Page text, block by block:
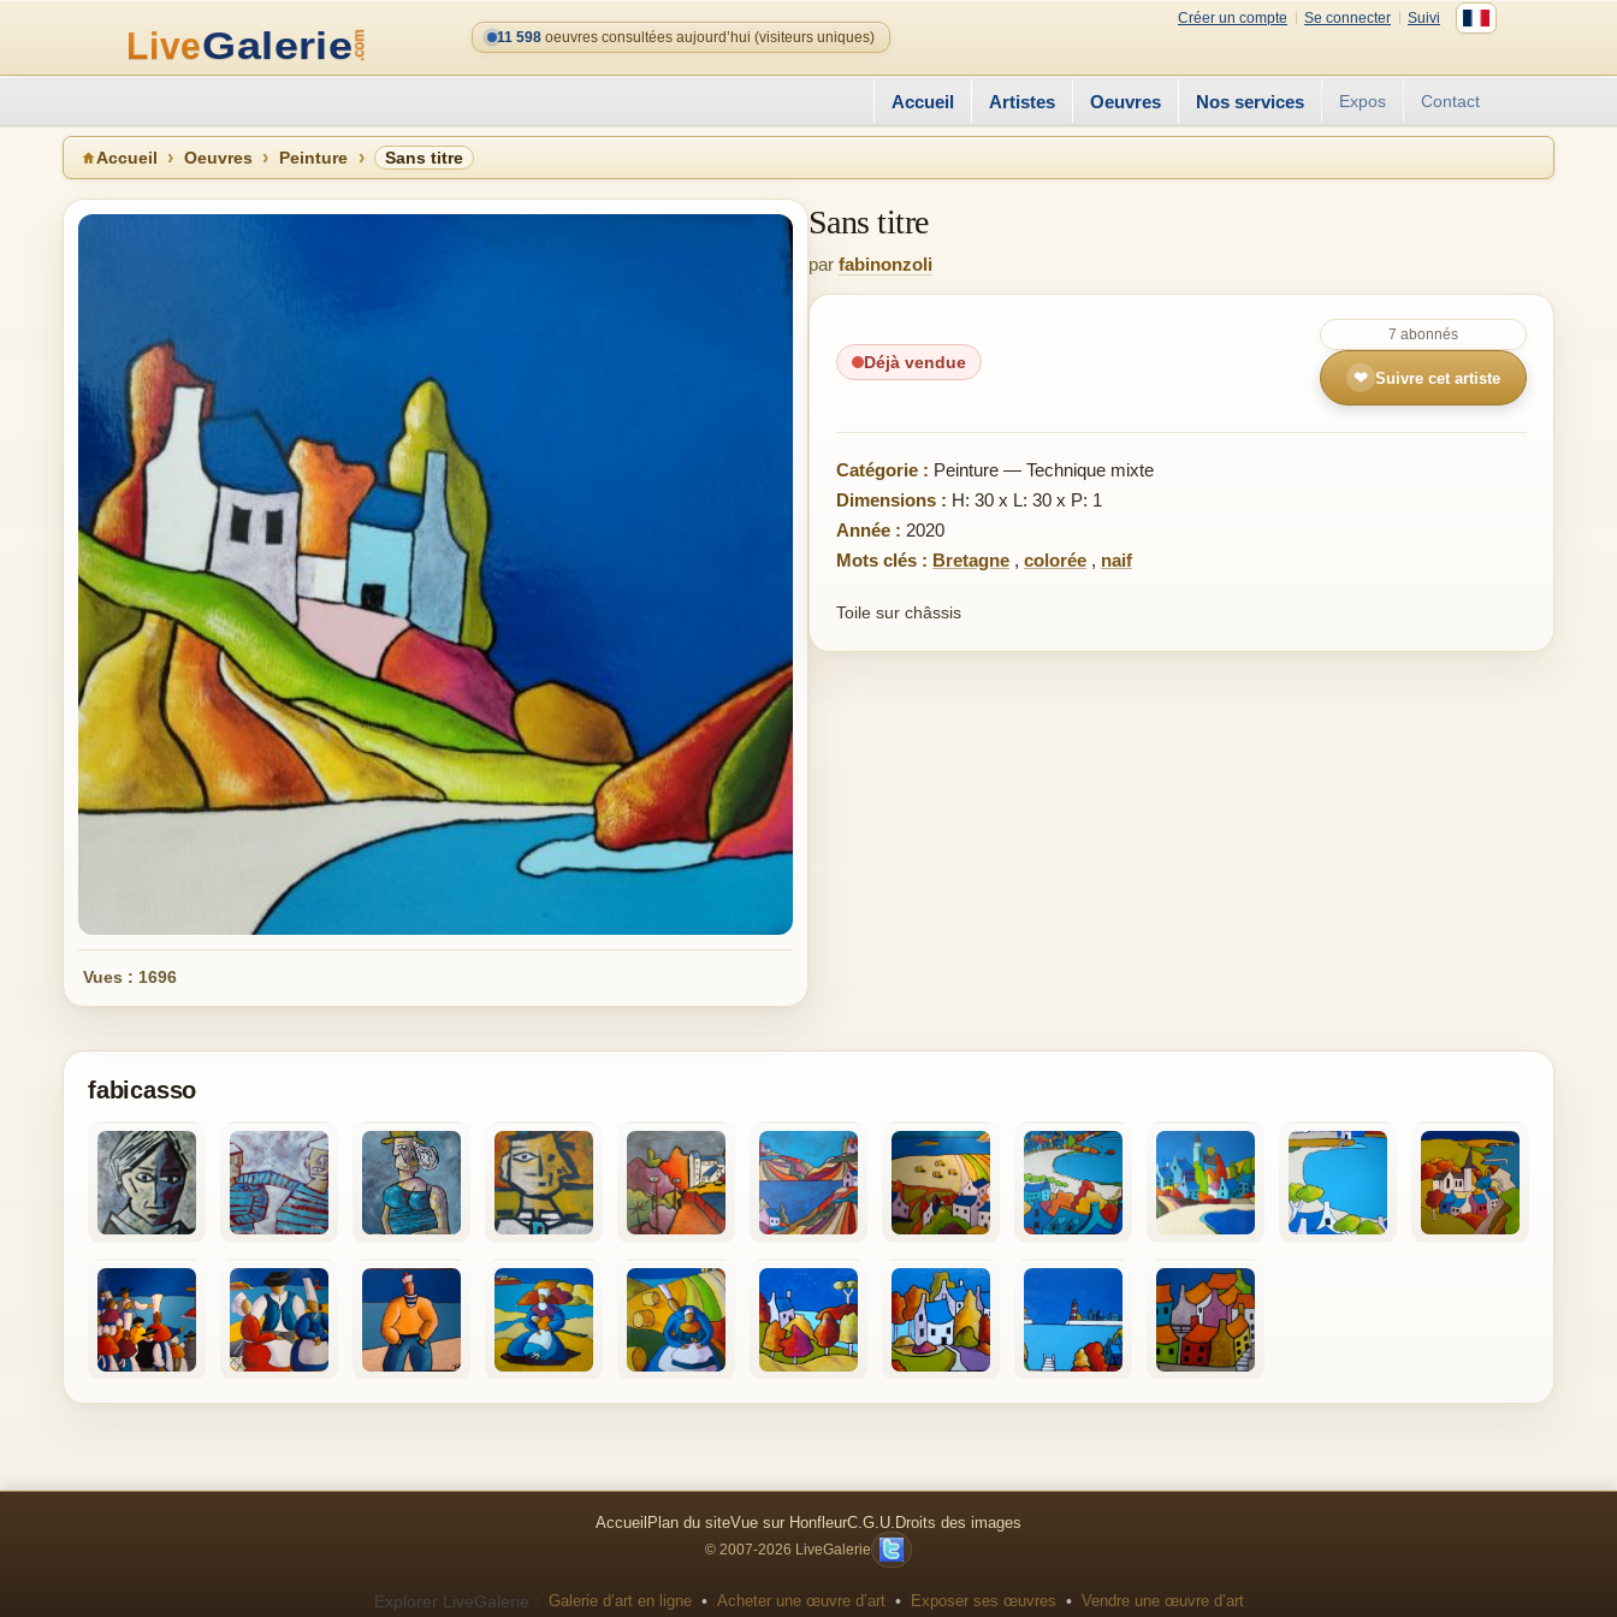
Créer un compte Se connecter
Suivi
11 598 oeuvres consultées aujourd’hui (visiteurs uniques)
Accueil Artistes Oeuvres Nos services Expos Contact
Accueil Oeuvres Peinture Sans titre
Vues : 1696
Sans titre
par fabinonzoli
Déjà vendue
7 abonnés
❤ Suivre cet artiste
Catégorie : Peinture — Technique mixte
Dimensions : H: 30 x L: 30 x P: 1
Année : 2020
Mots clés : Bretagne , colorée , naif
Toile sur châssis
fabicasso
Accueil Plan du siteVue sur HonfleurC.G.U. Droits des images
© 2007-2026 LiveGalerie
Explorer LiveGalerie : Galerie d’art en ligne • Acheter une œuvre d’art • Exposer ses œuvres • Vendre une œuvre d’art